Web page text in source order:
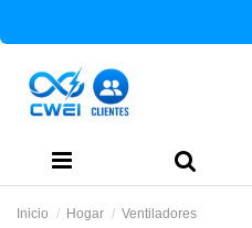
Inicio Hogar Ventiladores